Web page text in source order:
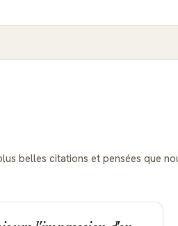
belles citations et pensées que